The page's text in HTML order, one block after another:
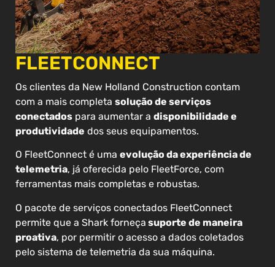
FLEETCONNECT
Os clientes da New Holland Construction contam
com a mais completa solução de serviços
conectados para aumentar a disponibilidade e
produtividade dos seus equipamentos.
O FleetConnect é uma evolução da experiência de
telemetria, já oferecida pelo FleetForce, com
ferramentas mais completas e robustas.
O pacote de serviços conectados FleetConnect
permite que a Shark forneça suporte de maneira
proativa, por permitir o acesso a dados coletados
pelo sistema de telemetria da sua máquina.